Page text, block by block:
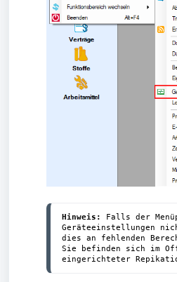
Hinweis:
Falls der
Geräteeinstellungen
dies an fehlenden
Sie befinden sich im
eingerichteter